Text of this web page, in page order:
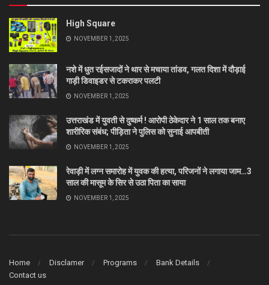
High Square
NOVEMBER 1, 2025
नशे में धुत रईसजादों ने थार से मचाया तांडव, गलत दिशा में दौड़ाई
गाड़ी डिवाइडर से टकराकर पलटी
NOVEMBER 1, 2025
उत्तराखंड में युवती से दुष्कर्म ! आरोपी ठेकेदार ने 1 साल तक बनाए
शारीरिक संबंध; पीड़िता ने पुलिस को सुनाई आपबीती
NOVEMBER 1, 2025
रेवाड़ी में लग्न समारोह में युवक की हत्या, परिजनों ने लगाया जाम…3
साल की मासूम के सिर से उठा पिता का साया
NOVEMBER 1, 2025
Home Disclamer Programs
Bank Details
Contact us